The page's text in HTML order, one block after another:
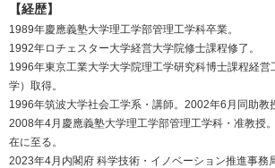
【経歴】
1989年慶應義塾大学理工学部管理工学科卒業。
1992年ロチェスター大学経営大学院修士課程修了。
1996年東京工業大学大学院理工学研究科博士課程経営
学）取得。
1996年筑波大学社会工学系・講師。2002年6月同助教
2008年4月慶應義塾大学理工学部管理工学科・准教授
在に至る。
2023年4月内閣府 科学技術・イノベーション推進事務